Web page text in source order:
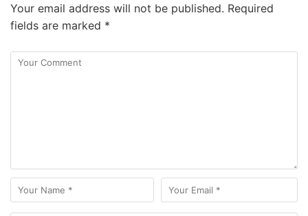
Your email address will not be published. Required
fields are marked *